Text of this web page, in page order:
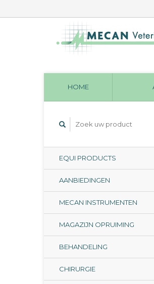
HOME
EQUI PRODUCTS
AANBIEDINGEN
MECAN INSTRUMENTEN
MAGAZIJN OPRUIMING
BEHANDELING
CHIRURGIE